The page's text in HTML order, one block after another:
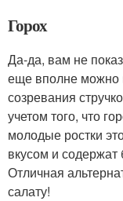
Горох
Да-да, вам не
еще вполне можно
созревания
учетом того, что
молодые ростки
вкусом и
Отличная
салату!